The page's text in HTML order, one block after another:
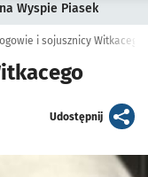
Wyspie Piasek
i sojusznicy Witkacego
Udostępnijartykuł